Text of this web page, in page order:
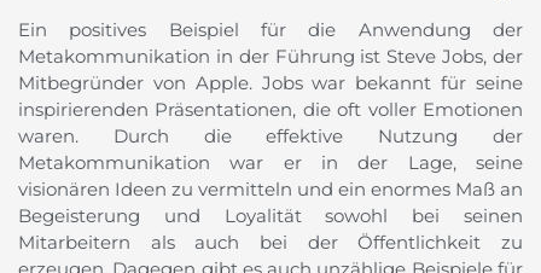
Ein positives Beispiel für die Anwendung der
Metakommunikation in der Führung ist Steve Jobs, der
Mitbegründer von Apple. Jobs war bekannt für seine
inspirierenden Präsentationen, die oft voller Emotionen
waren. Durch die effektive Nutzung der
Metakommunikation war er in der Lage, seine
visionären Ideen zu vermitteln und ein enormes Maß an
Begeisterung und Loyalität sowohl bei seinen
Mitarbeitern als auch bei der Öffentlichkeit zu
erzeugen. Dagegen gibt es auch unzählige Beispiele für